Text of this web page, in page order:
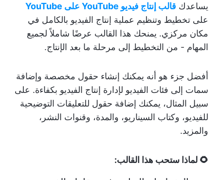
يساعدك قالب إنتاج فيديو YouTube على YouTube
على تخطيط وتنظيم عملية إنتاج الفيديو بالكامل في
مكان مركزي. يمنحك هذا القالب عرضًا شاملاً لجميع
المهام - من التخطيط إلى مرحلة ما بعد الإنتاج.
أفضل جزء هو أنه يمكنك إنشاء حقول مخصصة وإضافة
سمات إلى فئات الفيديو لإدارة إنتاج الفيديو بكفاءة. على
سبيل المثال، يمكنك إضافة حقول للتعليقات التوضيحية
للفيديو، وكتاب السيناريو، والمدة، وقنوات النشر،
والمزيد.
🌻 لماذا ستحب هذا القالب: